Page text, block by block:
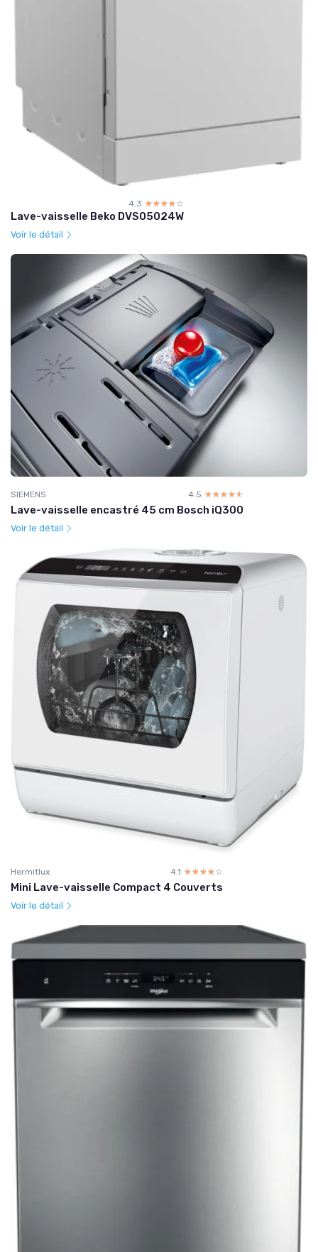
4.3 ☆☆☆☆☆
★★★★★
Lave-vaisselle Beko DVS05024W
Voir le détail
SIEMENS 4.5 ☆☆☆☆☆
★★★★★
Lave-vaisselle encastré 45 cm Bosch iQ300
Voir le détail
Hermitlux 4.1 ☆☆☆☆☆
★★★★★
Mini Lave-vaisselle Compact 4 Couverts
Voir le détail